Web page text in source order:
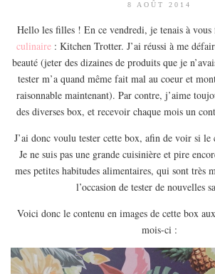
SEYCHELLES
AMÉRIQUE
MEXIQUE
EUROPE
ESPAGNE
FRANCE
GRÈCE
PAYS BAS
8 AOÛT 2014
Hello les filles ! En ce vendredi, je tenais à
culinaire : Kitchen Trotter. J’ai réussi à me
beauté (jeter des dizaines de produits que je
tester m’a quand même fait mal au coeur et
raisonnable maintenant). Par contre, j’aime
des diverses box, et recevoir chaque mois un
J’ai donc voulu tester cette box, afin de voir si
Je ne suis pas une grande cuisinière et pire
mes petites habitudes alimentaires, qui sont très
l’occasion de tester de nouvelles
Voici donc le contenu en images de cette box
mois-ci :